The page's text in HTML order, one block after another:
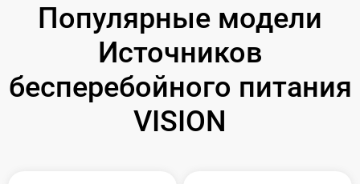
Популярные модели
Источников
бесперебойного питания
VISION